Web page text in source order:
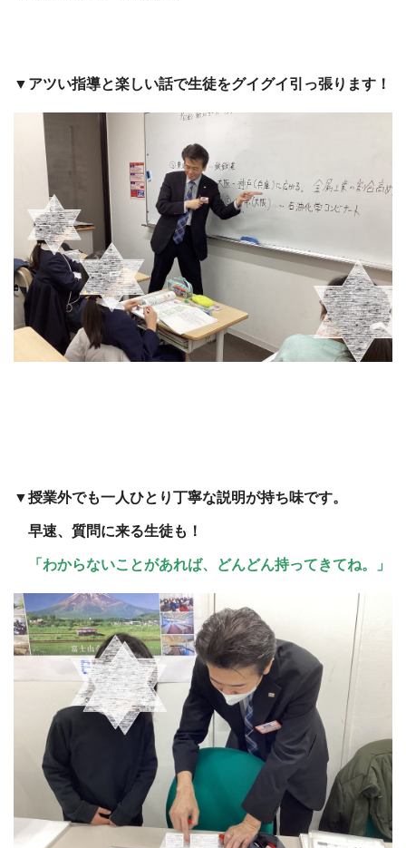
▼アツい指導と楽しい話で生徒をグイグイ引っ張ります！
▼授業外でも一人ひとり丁寧な説明が持ち味です。
早速、質問に来る生徒も！
「わからないことがあれば、どんどん持ってきてね。」